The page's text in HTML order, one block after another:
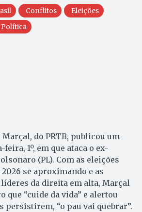
Conflitos
Eleições
Política
Marçal, do PRTB, publicou um
1º, em que ataca o ex-
(PL). Com as eleições
se aproximando e as
da direita em alta, Marçal
que “cuide da vida” e alertou
persistirem, “o pau vai quebrar”.